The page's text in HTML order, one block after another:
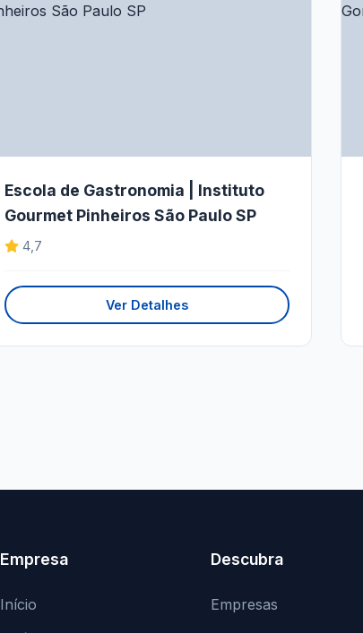
Escola de Gastronomia | Instituto
Gourmet Pinheiros São Paulo SP
4,7
Ver Detalhes
Empresa
Início
Descubra
Empresas